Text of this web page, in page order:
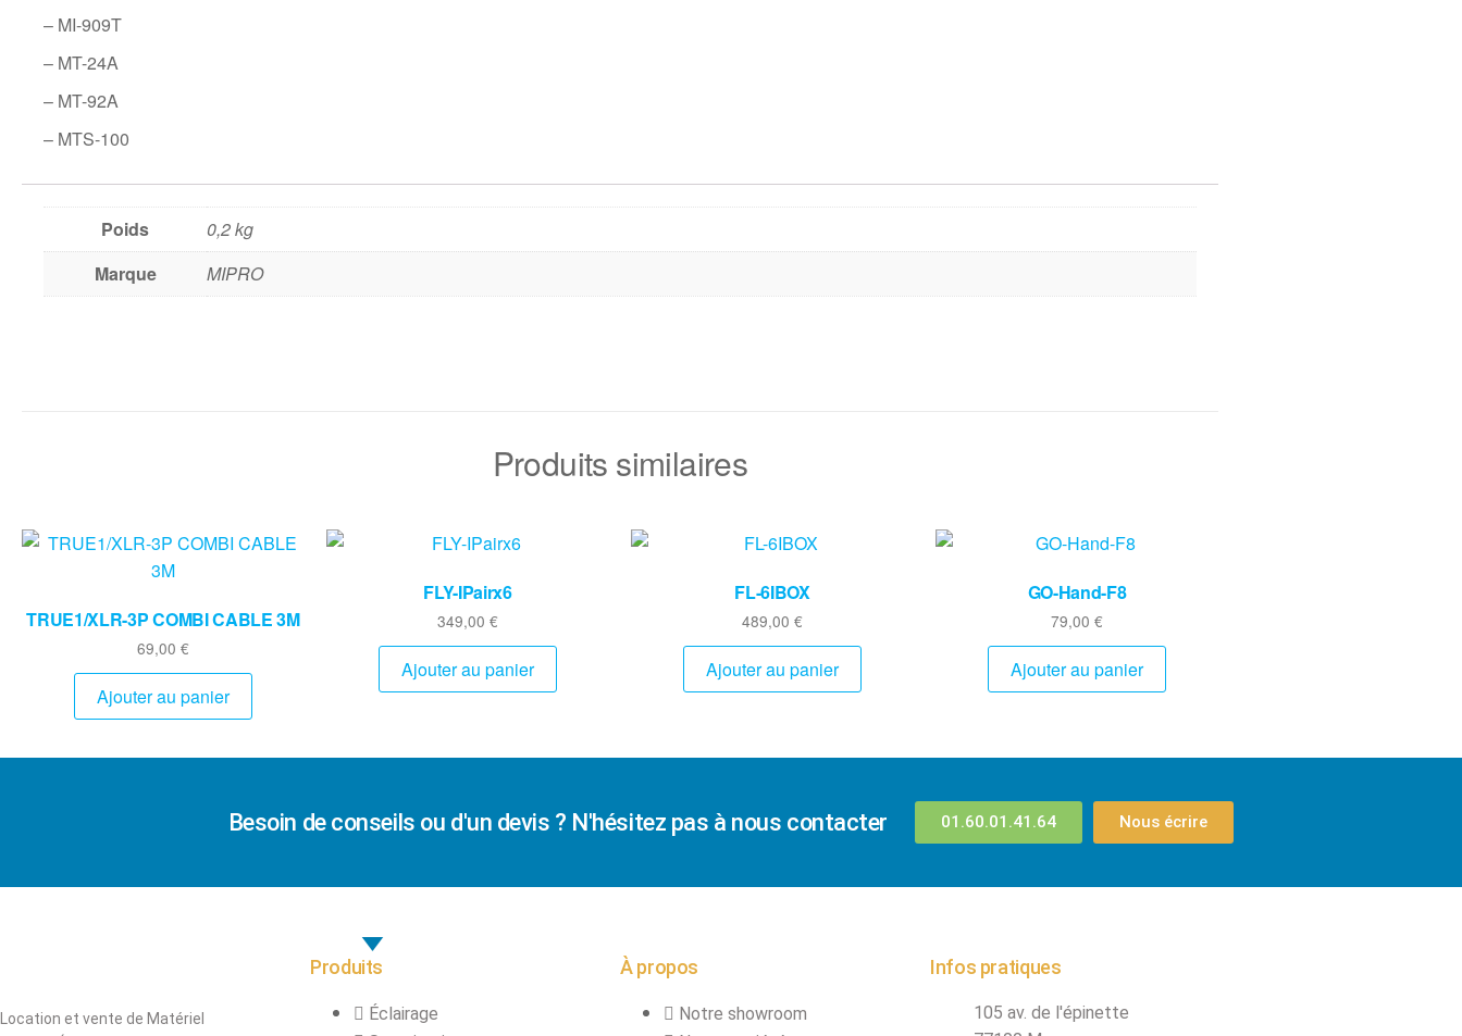
– MI-909T
– MT-24A
– MT-92A
– MTS-100
Poids
0,2 kg
Marque
MIPRO
Produits similaires
TRUE1/XLR-3P COMBI CABLE 3M
69,00 €
Ajouter au panier
FLY-IPairx6
349,00 €
Ajouter au panier
FL-6IBOX
489,00 €
Ajouter au panier
GO-Hand-F8
79,00 €
Ajouter au panier
Besoin de conseils ou d'un devis ? N'hésitez pas à nous contacter 01.60.01.41.64 Nous écrire
Location et vente de Matériel
Produits
Éclairage
À propos
Notre showroom
Infos pratiques
105 av. de l'épinette